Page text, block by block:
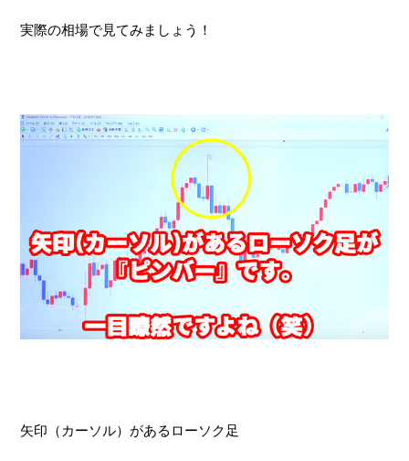
実際の相場で見てみましょう！
矢印（カーソル）があるローソク足